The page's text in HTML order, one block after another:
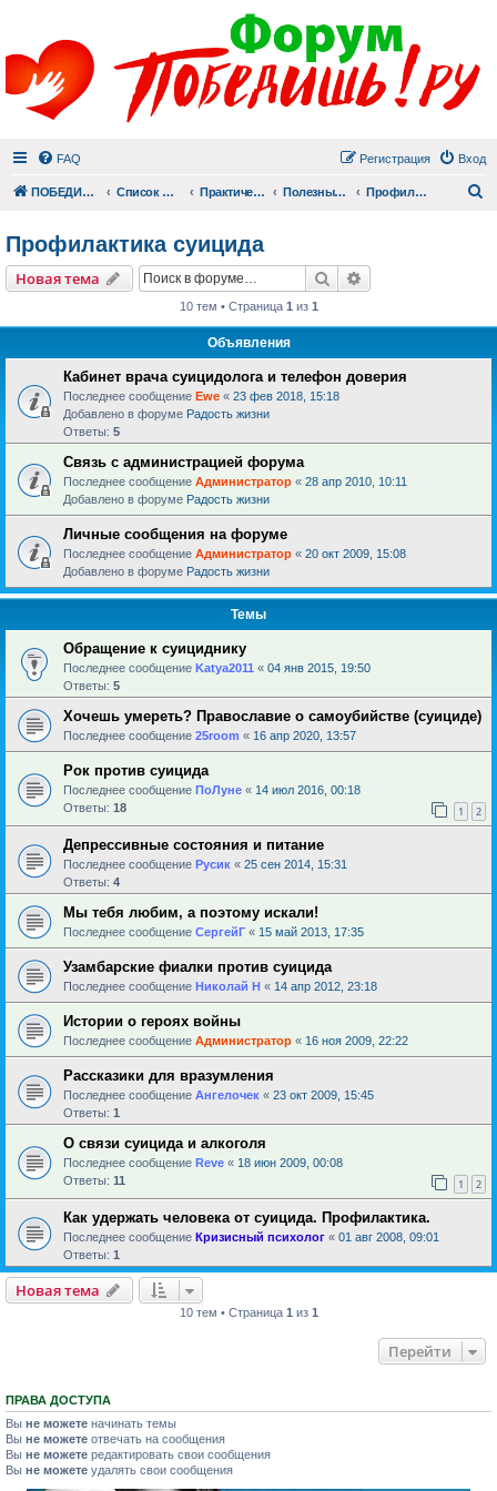
FAQ Вход
Регистрация
ПОБЕДИШЬ.РУ Список форумов Практический раздел Полезные материалы Профилактика суицида
Профилактика суицида
Новая тема Поиск
10 тем • Страница 1 из 1
Объявления
Кабинет врача суицидолога и телефон доверия
Последнее сообщение Ewe « 23 фев 2018, 15:18
Добавлено в форуме Радость жизни
Ответы: 5
Связь с администрацией форума
Последнее сообщение Администратор « 28 апр 2010, 10:11
Добавлено в форуме Радость жизни
Личные сообщения на форуме
Последнее сообщение Администратор « 20 окт 2009, 15:08
Добавлено в форуме Радость жизни
Темы
Обращение к суициднику
Последнее сообщение Katya2011 « 04 янв 2015, 19:50
Ответы: 5
Хочешь умереть? Православие о самоубийстве (суициде)
Последнее сообщение 25room « 16 апр 2020, 13:57
Рок против суицида
Последнее сообщение ПоЛуне « 14 июл 2016, 00:18
Ответы: 18 1 2
Депрессивные состояния и питание
Последнее сообщение Русик « 25 сен 2014, 15:31
Ответы: 4
Мы тебя любим, а поэтому искали!
Последнее сообщение СергейГ « 15 май 2013, 17:35
Узамбарские фиалки против суицида
Последнее сообщение Николай Н « 14 апр 2012, 23:18
Истории о героях войны
Последнее сообщение Администратор « 16 ноя 2009, 22:22
Рассказики для вразумления
Последнее сообщение Ангелочек « 23 окт 2009, 15:45
Ответы: 1
О связи суицида и алкоголя
Последнее сообщение Reve « 18 июн 2009, 00:08
Ответы: 11 1 2
Как удержать человека от суицида. Профилактика.
Последнее сообщение Кризисный психолог « 01 авг 2008, 09:01
Ответы: 1
Новая тема
10 тем • Страница 1 из 1
Перейти
ПРАВА ДОСТУПА
Вы не можете начинать темы
Вы не можете отвечать на сообщения
Вы не можете редактировать свои сообщения
Вы не можете удалять свои сообщения